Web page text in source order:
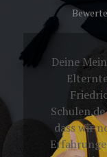
Deine
dass wir